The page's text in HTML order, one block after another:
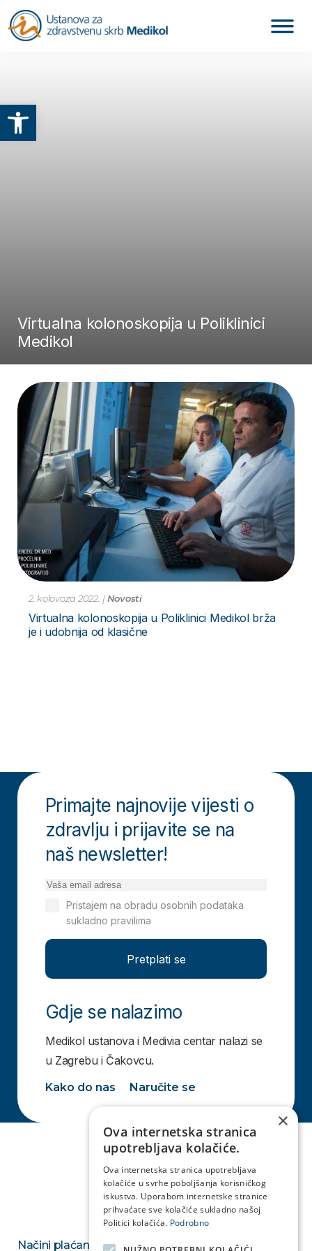
Otvori alatnu traku
Virtualna kolonoskopija u Poliklinici
Medikol
2. kolovoza 2022. | Novosti
Virtualna kolonoskopija u Poliklinici Medikol brža
je i udobnija od klasične
Primajte najnovije vijesti o
zdravlju i prijavite se na
naš newsletter!
Pretplati se
Pristajem na obradu osobnih podataka
sukladno pravilima
Gdje se nalazimo
Medikol ustanova i Medivia centar nalazi se
u Zagrebu i Čakovcu.
Kako do nas Naručite se
Načini plaćanja
×
Ova internetska stranica
upotrebljava kolačiće.
Ova internetska stranica upotrebljava
kolačiće u svrhe poboljšanja korisničkog
iskustva. Uporabom internetske stranice
prihvaćate sve kolačiće sukladno našoj
Politici kolačića. Podrobno